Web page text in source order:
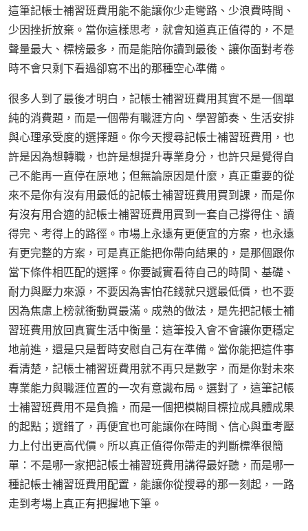
這筆記帳士補習班費用能不能讓你少走彎路、少浪費時間、
少因挫折放棄。當你這樣思考，就會知道真正值得的，不是
聲量最大、標榜最多，而是能陪你讀到最後、讓你面對考卷
時不會只剩下看過卻寫不出的那種空心準備。
很多人到了最後才明白，記帳士補習班費用其實不是一個單
純的消費題，而是一個帶有職涯方向、學習節奏、生活安排
與心理承受度的選擇題。你今天搜尋記帳士補習班費用，也
許是因為想轉職，也許是想提升專業身分，也許只是覺得自
己不能再一直停在原地；但無論原因是什麼，真正重要的從
來不是你有沒有用最低的記帳士補習班費用買到課，而是你
有沒有用合適的記帳士補習班費用買到一套自己撐得住、讀
得完、考得上的路徑。市場上永遠有更便宜的方案，也永遠
有更完整的方案，可是真正能把你帶向結果的，是那個跟你
當下條件相匹配的選擇。你要誠實看待自己的時間、基礎、
耐力與壓力來源，不要因為害怕花錢就只選最低價，也不要
因為焦慮上榜就衝動買最滿。成熟的做法，是先把記帳士補
習班費用放回真實生活中衡量：這筆投入會不會讓你更穩定
地前進，還是只是暫時安慰自己有在準備。當你能把這件事
看清楚，記帳士補習班費用就不再只是數字，而是你對未來
專業能力與職涯位置的一次有意識布局。選對了，這筆記帳
士補習班費用不是負擔，而是一個把模糊目標拉成具體成果
的起點；選錯了，再便宜也可能讓你在時間、信心與重考壓
力上付出更高代價。所以真正值得你帶走的判斷標準很簡
單：不是哪一家把記帳士補習班費用講得最好聽，而是哪一
種記帳士補習班費用配置，能讓你從搜尋的那一刻起，一路
走到考場上真正有把握地下筆。